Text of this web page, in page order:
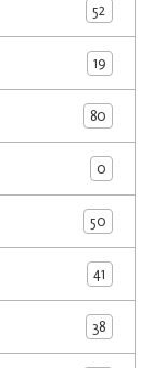
52
19
80
0
50
41
38